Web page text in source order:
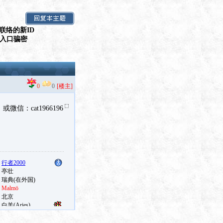
络的新ID
口骗密
0 0 [楼主]
微信：cat1966196